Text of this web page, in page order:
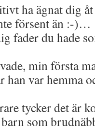
ha ägnat dig
försent än :-)…
fader du hade
min första
han var hemma
tycker det är
som